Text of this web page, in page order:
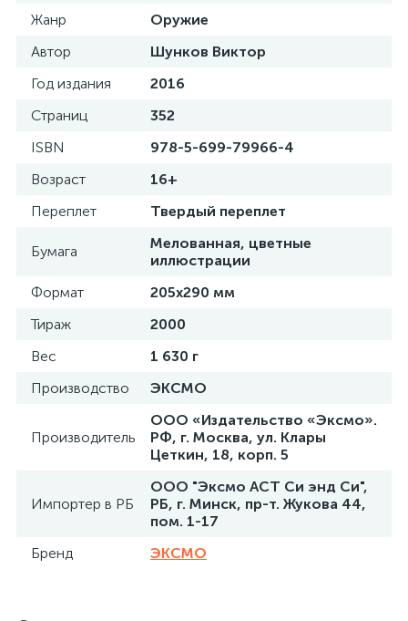
Жанр
Оружие
Автор
Шунков Виктор
Год издания
2016
Страниц
352
ISBN
978-5-699-79966-4
Возраст
16+
Переплет
Твердый переплет
Бумага
Мелованная, цветные
иллюстрации
Формат
205х290 мм
Тираж
2000
Вес
1 630 г
Производство
ЭКСМО
Производитель
ООО «Издательство «Эксмо».
РФ, г. Москва, ул. Клары
Цеткин, 18, корп. 5
Импортер в РБ
ООО "Эксмо АСТ Си энд Си",
РБ, г. Минск, пр-т. Жукова 44,
пом. 1-17
Бренд
ЭКСМО